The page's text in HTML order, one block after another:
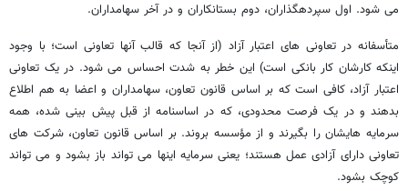
می شود. اول سپردهگذاران، دوم بستانکاران و در آخر سهامداران.
متأسفانه در تعاونی های اعتبار آزاد (از آنجا که قالب آنها تعاونی است؛ با وجود
اینکه کارشان کار بانکی است) این خطر به شدت احساس می شود. در یک تعاونی
اعتبار آزاد، کافی است که بر اساس قانون تعاون، سهامداران و اعضا به هم اطلاع
بدهند و در یک فرصت محدودی، که در اساسنامه از قبل پیش بینی شده، همه
سرمایه هایشان را بگیرند و از مؤسسه بروند. بر اساس قانون تعاون، شرکت های
تعاونی دارای آزادی عمل هستند؛ یعنی سرمایه اینها می تواند باز بشود و می تواند
کوچک بشود.